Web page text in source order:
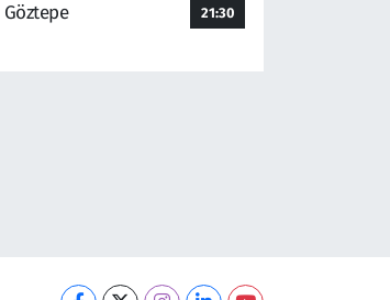
21:30